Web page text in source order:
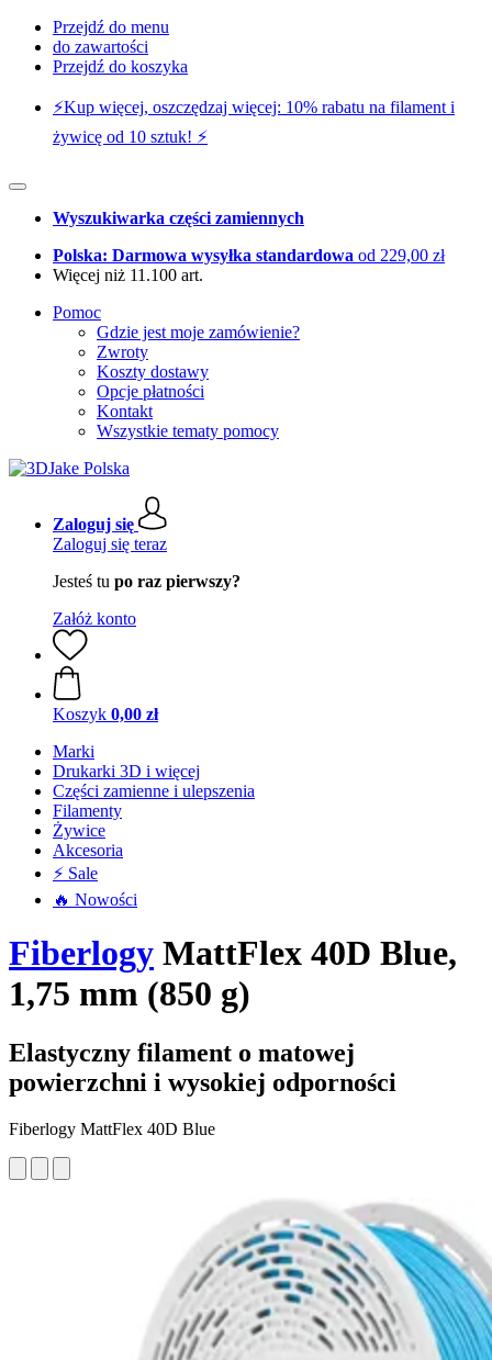
Przejdź do menu
do zawartości
Przejdź do koszyka
⚡️Kup więcej, oszczędzaj więcej: 10% rabatu na filament i
żywicę od 10 sztuk! ⚡️
Wyszukiwarka części zamiennych
Polska: Darmowa wysyłka standardowa od 229,00 zł
Więcej niż 11.100 art.
Pomoc
Gdzie jest moje zamówienie?
Zwroty
Koszty dostawy
Opcje płatności
Kontakt
Wszystkie tematy pomocy
Zaloguj się
Zaloguj się teraz
Jesteś tu po raz pierwszy?
Załóż konto
Koszyk 0,00 zł
Marki
Drukarki 3D i więcej
Części zamienne i ulepszenia
Filamenty
Żywice
Akcesoria
⚡ Sale
🔥 Nowości
Fiberlogy MattFlex 40D Blue,
1,75 mm (850 g)
Elastyczny filament o matowej
powierzchni i wysokiej odporności
Fiberlogy MattFlex 40D Blue